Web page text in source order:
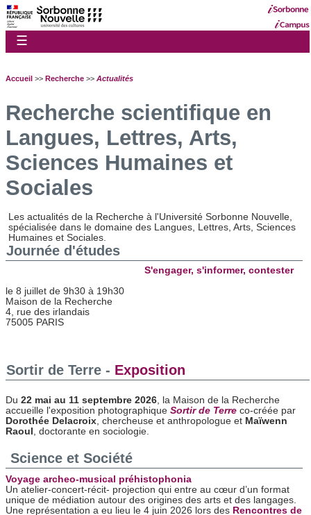
☰
Accueil >> Recherche >> Actualités
Recherche scientifique en
Langues, Lettres, Arts,
Sciences Humaines et
Sociales
Les actualités de la Recherche à l'Université Sorbonne Nouvelle,
spécialisée dans le domaine des Langues, Lettres, Arts, Sciences
Humaines et Sociales.
Journée d'études
S'engager, s'informer, contester
le 8 juillet de 9h30 à 19h30
Maison de la Recherche
4, rue des irlandais
75005 PARIS
Sortir de Terre - Exposition
Du 22 mai au 11 septembre 2026, la Maison de la Recherche
accueille l'exposition photographique Sortir de Terre co-créée par
Dorothée Delacroix, chercheuse et anthropologue et Maïwenn
Raoul , doctorante en sociologie.
Science et Société
Voyage archeo-musical préhistophonia
Un atelier-concert-récit- projection qui entre au cœur d’un format
unique de médiation autour des origines des arts et des langages.
Une représentation a eu lieu le 4 juin 2026 lors des Rencontres de